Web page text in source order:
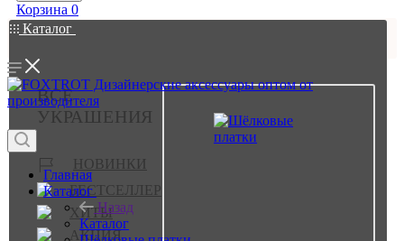
Корзина 0
Каталог
ВСЕ
УКРАШЕНИЯ
НОВИНКИ
БЕСТСЕЛЛЕР
ХИТЫ
АКЦИЯ
Главная
Каталог
Назад
Каталог